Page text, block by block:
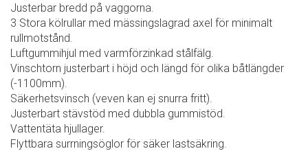
Justerbar bredd på vaggorna.
3 Stora kölrullar med mässingslagrad axel för minimalt
rullmotstånd.
Luftgummihjul med varmförzinkad stålfälg.
Vinschtorn justerbart i höjd och längd för olika båtlängder
(-1100mm).
Säkerhetsvinsch (veven kan ej snurra fritt).
Justerbart stävstöd med dubbla gummistöd.
Vattentäta hjullager.
Flyttbara surrningsöglor för säker lastsäkring.